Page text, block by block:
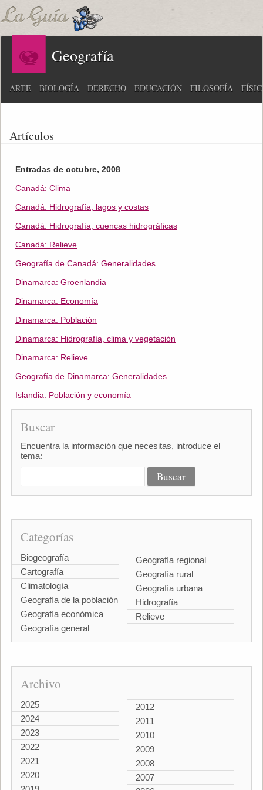
Geografía
ARTE BIOLOGÍA DERECHO EDUCACIÓN FILOSOFÍA
Artículos
Entradas de octubre, 2008
Canadá: Clima
Canadá: Hidrografía, lagos y costas
Canadá: Hidrografía, cuencas hidrográficas
Canadá: Relieve
Geografía de Canadá: Generalidades
Dinamarca: Groenlandia
Dinamarca: Economía
Dinamarca: Población
Dinamarca: Hidrografía, clima y vegetación
Dinamarca: Relieve
Geografía de Dinamarca: Generalidades
Islandia: Población y economía
Buscar
Encuentra la información que necesitas, introduce el
tema:
Categorías
Biogeografía
Cartografía
Climatología
Geografía de la población
Geografía económica
Geografía general
Geografía regional
Geografía rural
Geografía urbana
Hidrografía
Relieve
Archivo
2025
2024
2023
2022
2021
2020
2012
2011
2010
2009
2008
2007